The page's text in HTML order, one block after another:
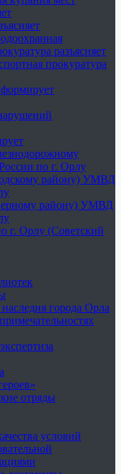
разъясняет
прокуратура
по г. Орлу
району) УМВД
району) УМВД
г. Орлу (Советский
города Орла
отряды
условий